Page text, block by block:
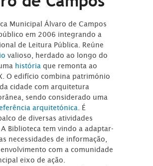
Municipal Álvaro de Campos
em 2006 integrando a
de Leitura Pública. Reúne
valioso, herdado ao longo do
história que remonta ao
O edifício combina património
cidade com arquitetura
sendo considerado uma
arquitetónica . É
de diversas atividades
Biblioteca tem vindo a adaptar-
necessidades de informação,
com a comunidade
eixo de ação.